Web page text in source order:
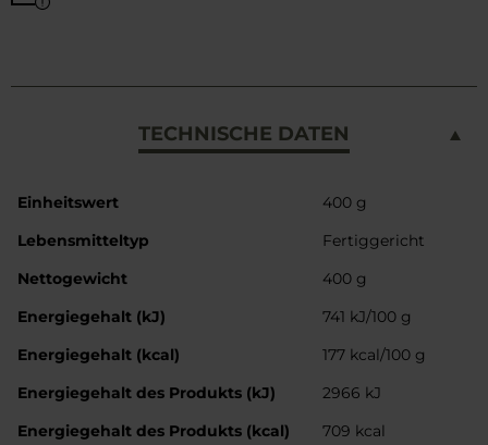
TECHNISCHE DATEN
Weitere
Einheitswert
400 g
Lebensmitteltyp
Fertiggericht
Nettogewicht
400 g
Energiegehalt (kJ)
741 kJ/100 g
Energiegehalt (kcal)
177 kcal/100 g
Energiegehalt des Produkts (kJ)
2966 kJ
Energiegehalt des Produkts (kcal)
709 kcal